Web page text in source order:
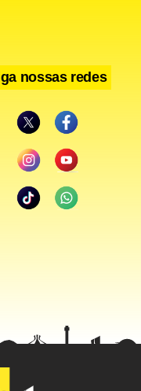
o carrapato
nossas redes